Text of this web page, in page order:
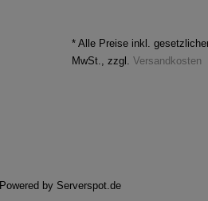
* Alle Preise inkl.
MwSt., zzgl. Versandkosten
Powered by Serverspot.de